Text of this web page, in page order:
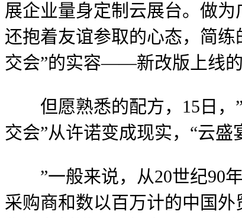
展企业量身定制云展台。做
还抱着友谊参取的心态，简
交会”的实容——新改版上线的
但愿熟悉的配方，15日，”
交会”从许诺变成现实，“云盛
”一般来说，从20世纪90年
采购商和数以百万计的中国